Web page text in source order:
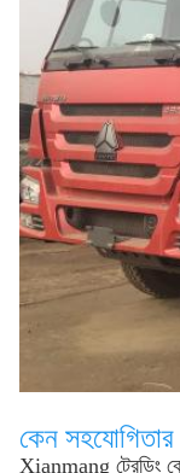
কেন সহযোগিতার
Xianmang ট্রেডিং